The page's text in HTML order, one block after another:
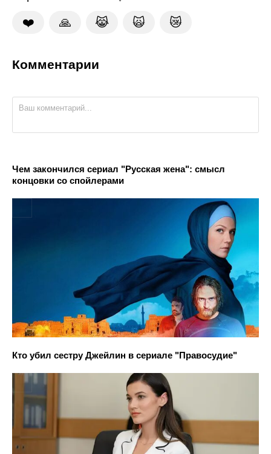
❤️ 🙏 😹 🙀 😿
Комментарии
Чем закончился сериал "Русская жена": смысл
концовки со спойлерами
Кто убил сестру Джейлин в сериале "Правосудие"